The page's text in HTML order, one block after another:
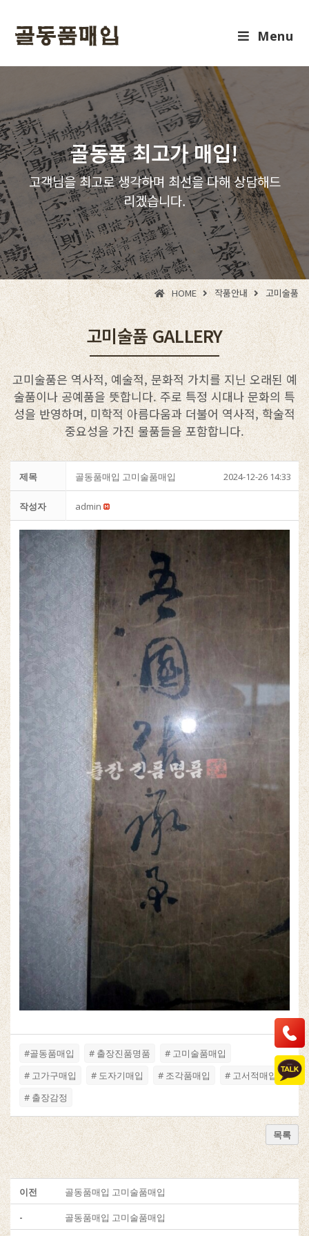
Menu
골동품 최고가 매입!
고객님을 최고로 생각하며 최선을 다해 상담해드
리겠습니다.
HOME 작품안내 고미술품
고미술품 GALLERY
고미술품은 역사적, 예술적, 문화적 가치를 지닌 오래된 예
술품이나 공예품을 뜻합니다. 주로 특정 시대나 문화의 특
성을 반영하며, 미학적 아름다움과 더불어 역사적, 학술적
중요성을 가진 물품들을 포함합니다.
제목 골동품매입 고미술품매입 2024-12-26 14:33
작성자 admin
#골동품매입 # 출장진품명품
# 고미술품매입
# 고가구매입
# 도자기매입 # 조각품매입
# 고서적매입
# 출장감정
목록
이전 골동품매입 고미술품매입
- 골동품매입 고미술품매입